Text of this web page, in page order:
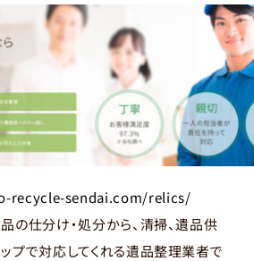
recycle-sendai.com/relics/
の仕分け・処分から、清掃、遺品供
プで対応してくれる遺品整理業者で